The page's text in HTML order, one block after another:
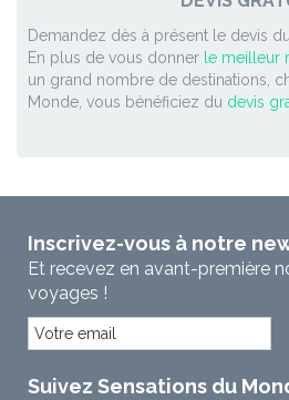
Demandez dès à présent le devis
En plus de vous donner le meilleur
un grand nombre de destinations,
Monde, vous bénéficiez du devis
Inscrivez-vous à notre
Et recevez en avant-première
voyages !
Suivez Sensations du